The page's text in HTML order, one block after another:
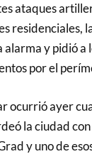
ataques
residenciales,
alarma y pidió a
por el
ocurrió ayer
la ciudad
y uno de